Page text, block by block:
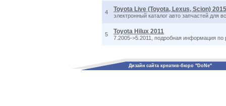
4 Toyota Live (Toyota, Lexus, Scion) 2015
электронный каталог авто запчастей для
5 Toyota Hilux 2011
7.2005->5.2011, подробная информация по
Дизайн сайта креатив-бюро "DoNe"